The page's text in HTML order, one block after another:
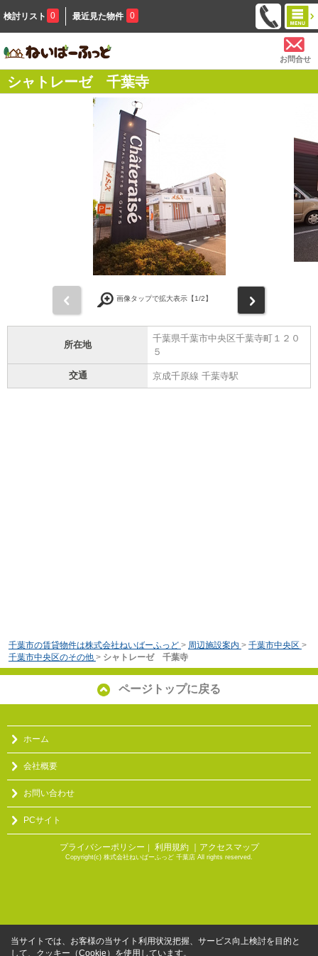
検討リスト 0 最近見た物件 0
お問合せ
シャトレーゼ 千葉寺
画像タップで拡大表示【1/2】
所在地
千葉県千葉市中央区千葉寺町１２０
５
交通 京成千原線 千葉寺駅
千葉市の賃貸物件は株式会社ねいばーふっど > 周辺施設案内 > 千葉市中央区 >
千葉市中央区のその他 > シャトレーゼ 千葉寺
ページトップに戻る
ホーム
会社概要
お問い合わせ
PCサイト
プライバシーポリシー ｜ 利用規約 ｜アクセスマップ
Copyright(c) 株式会社ねいばーふっど 千葉店 All rights reserved.
当サイトでは、お客様の当サイト利用状況把握、サービス向上検討を目的と
して、クッキー（Cookie）を使用しています。